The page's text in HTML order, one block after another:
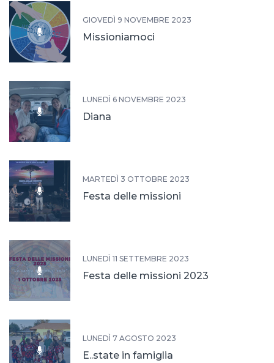
GIOVEDÌ 9 NOVEMBRE 2023
Missioniamoci
LUNEDÌ 6 NOVEMBRE 2023
Diana
MARTEDÌ 3 OTTOBRE 2023
Festa delle missioni
LUNEDÌ 11 SETTEMBRE 2023
Festa delle missioni 2023
LUNEDÌ 7 AGOSTO 2023
E..state in famiglia